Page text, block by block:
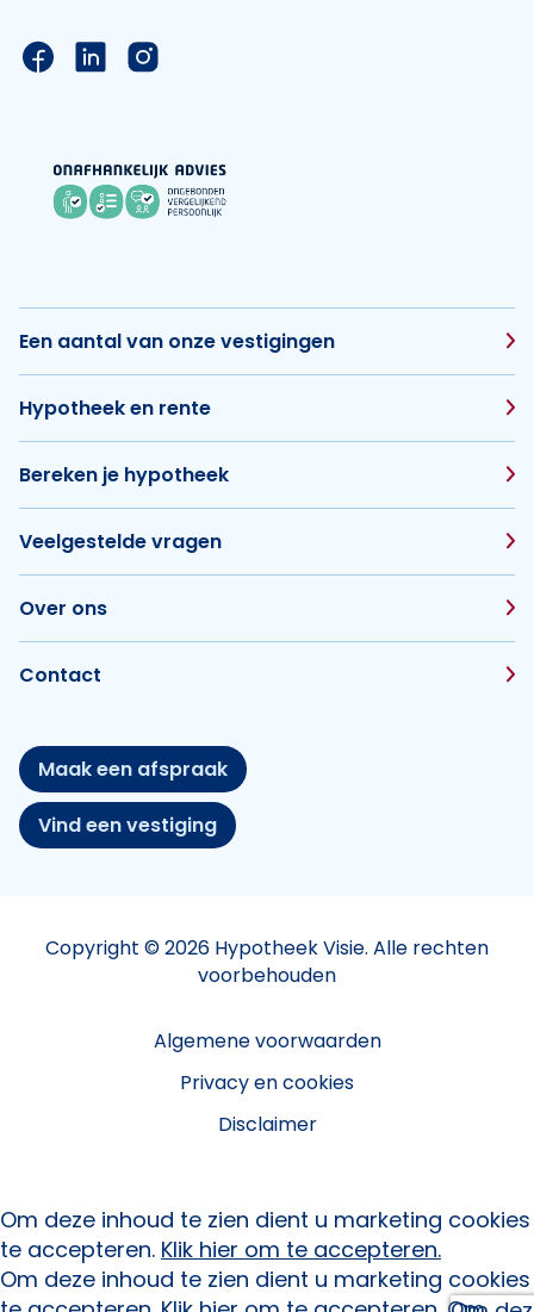
Link naar de Facebook pagina van Hypotheek
Link naar de LinkedIn pagina van
Link naar de Instagram pagina van
Een aantal van onze vestigingen
Hypotheek en rente
Bereken je hypotheek
Veelgestelde vragen
Over ons
Contact
Maak een afspraak
Vind een vestiging
Copyright © 2026 Hypotheek Visie. Alle rechten
voorbehouden
Algemene voorwaarden
Privacy en cookies
Disclaimer
Om deze inhoud te zien dient u marketing cookies
te accepteren. Klik hier om te accepteren.
Om deze inhoud te zien dient u marketing cookies